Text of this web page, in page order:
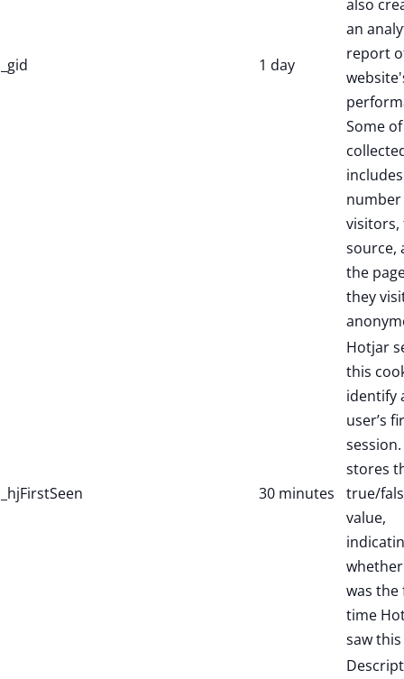
_gid 1 day
also
an
report
Some
source,
the
they
_hjFirstSeen 30 minutes
Hotjar
this
identify
user’s
stores
true/
value,
was the
time
saw